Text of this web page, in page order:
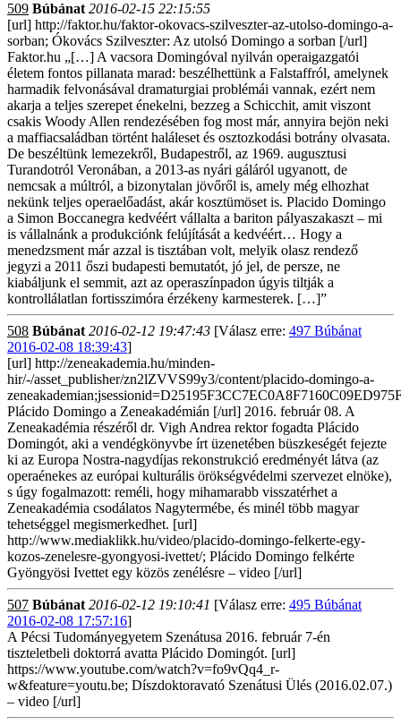
509 Búbánat 2016-02-15 22:15:55
[url] http://faktor.hu/faktor-okovacs-szilveszter-az-utolso-domingo-a-
sorban; Ókovács Szilveszter: Az utolsó Domingo a sorban [/url]
Faktor.hu „[…] A vacsora Domingóval nyilván operaigazgatói
életem fontos pillanata marad: beszélhettünk a Falstaffról, amelynek
harmadik felvonásával dramaturgiai problémái vannak, ezért nem
akarja a teljes szerepet énekelni, bezzeg a Schicchit, amit viszont
csakis Woody Allen rendezésében fog most már, annyira bejön neki
a maffiacsaládban történt haláleset és osztozkodási botrány olvasata.
De beszéltünk lemezekről, Budapestről, az 1969. augusztusi
Turandotról Veronában, a 2013-as nyári gáláról ugyanott, de
nemcsak a múltról, a bizonytalan jövőről is, amely még elhozhat
nekünk teljes operaelőadást, akár kosztümöset is. Placido Domingo
a Simon Boccanegra kedvéért vállalta a bariton pályaszakaszt – mi
is vállalnánk a produkciónk felújítását a kedvéért… Hogy a
menedzsment már azzal is tisztában volt, melyik olasz rendező
jegyzi a 2011 őszi budapesti bemutatót, jó jel, de persze, ne
kiabáljunk el semmit, azt az operaszínpadon úgyis tiltják a
kontrollálatlan fortisszimóra érzékeny karmesterek. […]”
508 Búbánat 2016-02-12 19:47:43 [Válasz erre: 497 Búbánat
2016-02-08 18:39:43]
[url] http://zeneakademia.hu/minden-
hir/-/asset_publisher/zn2lZVVS99y3/content/placido-domingo-a-
Plácido Domingo a Zeneakadémián [/url] 2016. február 08. A
Zeneakadémia részéről dr. Vigh Andrea rektor fogadta Plácido
Domingót, aki a vendégkönyvbe írt üzenetében büszkeségét fejezte
ki az Europa Nostra-nagydíjas rekonstrukció eredményét látva (az
operaénekes az európai kulturális örökségvédelmi szervezet elnöke),
s úgy fogalmazott: reméli, hogy mihamarabb visszatérhet a
Zeneakadémia csodálatos Nagytermébe, és minél több magyar
tehetséggel megismerkedhet. [url]
http://www.mediaklikk.hu/video/placido-domingo-felkerte-egy-
kozos-zenelesre-gyongyosi-ivettet/; Plácido Domingo felkérte
Gyöngyösi Ivettet egy közös zenélésre – video [/url]
507 Búbánat 2016-02-12 19:10:41 [Válasz erre: 495 Búbánat
2016-02-08 17:57:16]
A Pécsi Tudományegyetem Szenátusa 2016. február 7-én
tiszteletbeli doktorrá avatta Plácido Domingót. [url]
https://www.youtube.com/watch?v=fo9vQq4_r-
w&feature=youtu.be; Díszdoktoravató Szenátusi Ülés (2016.02.07.)
– video [/url]